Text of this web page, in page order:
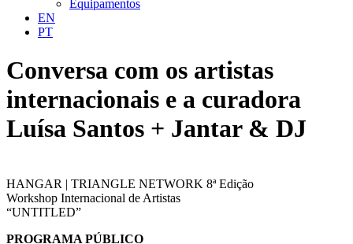
Equipamentos
EN
PT
Conversa com os artistas
internacionais e a curadora
Luísa Santos + Jantar & DJ
HANGAR | TRIANGLE NETWORK 8ª Edição
Workshop Internacional de Artistas
“UNTITLED”
PROGRAMA PÚBLICO